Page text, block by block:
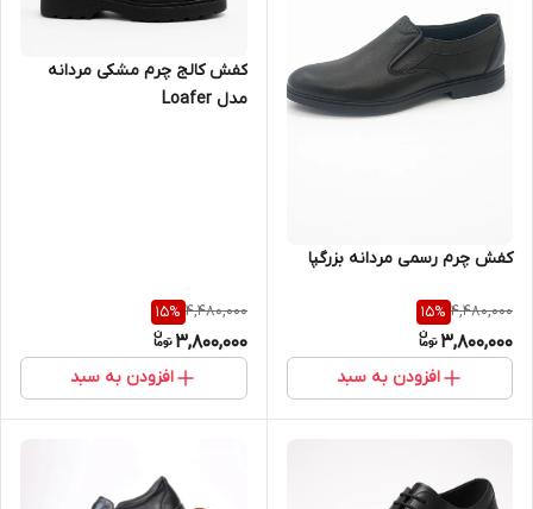
کفش چرم رسمی مردانه بزرگپا
4,480,000
15%
3,800,000
افزودن به سبد
کفش کالج چرم مشکی مردانه
مدل Loafer
4,480,000
15%
3,800,000
افزودن به سبد